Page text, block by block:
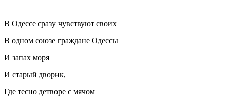
В Одессе сразу чувствуют своих
В одном союзе граждане Одессы
И запах моря
И старый дворик,
Где тесно детворе с мячом